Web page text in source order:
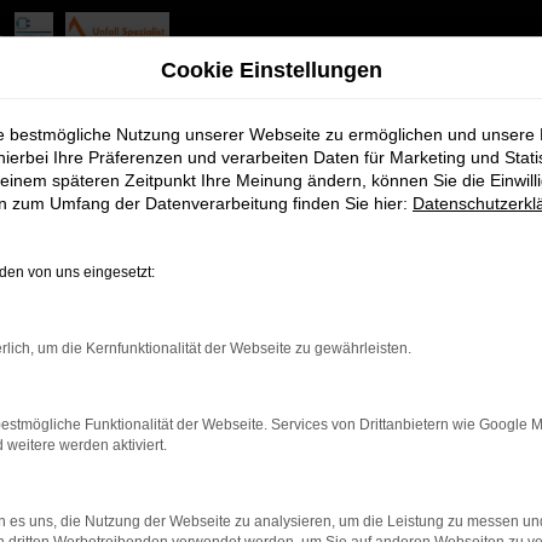
mit Lieferservice
kann gut sein, dass wir Ihnen den VW ID.3 nennen.
erst einmal genau kennen lernen. Im nächsten Schritt
Was für unser Unternehmen spricht, ist die Tradition. Seit
Sie von unseren erstklassigen Einkaufskonditionen
Network Error
ist ein Fehler aufgetreten.
ein paar Tipps, die dir helfen können:
Cookie Einstellungen
bestmögliche Nutzung unserer Webseite zu ermöglichen und unsere
Ihre Präferenzen und verarbeiten Daten für Marketing und
späteren Zeitpunkt Ihre Meinung ändern, können Sie die
zum Umfang der Datenverarbeitung finden Sie hier:
von uns eingesetzt:
um die Kernfunktionalität der Webseite zu gewährleisten.
Funktionalität der Webseite. Services von Drittanbietern wie Google
weitere werden aktiviert.
es uns, die Nutzung der Webseite zu analysieren, um die Leistung zu messen